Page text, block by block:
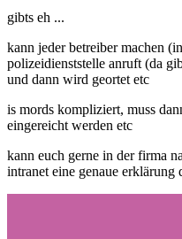
gibts eh ...
kann jeder betreiber machen
polizeidienststelle anruft (da
und dann wird geortet etc
is mords kompliziert, muss
eingereicht werden etc
kann euch gerne in der firma
intranet eine genaue erklärung